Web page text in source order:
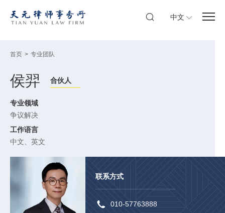
中文
首页 > 专业团队
侯羿 合伙人
专业领域
争议解决
工作语言
中文、英文
联系方式
010-57763888